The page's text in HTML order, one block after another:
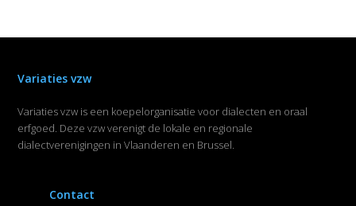
Variaties vzw
Variaties vzw is een koepelorganisatie voor dialecten en oraal
erfgoed. Deze vzw verenigt de lokale en regionale
dialectverenigingen in Vlaanderen en Brussel.
Contact